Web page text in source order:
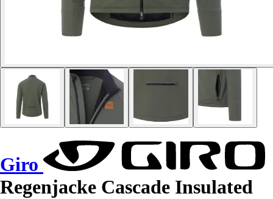
Giro
Regenjacke Cascade Insulated